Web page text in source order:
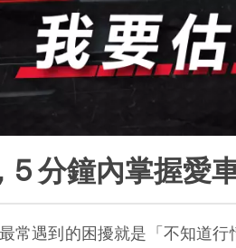
5 分鐘內掌握愛
常遇到的困擾就是「不知道